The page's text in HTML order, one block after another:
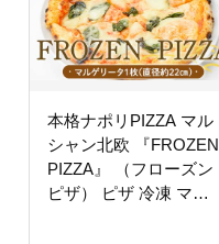
本格ナポリPIZZA マル
シャン北欧 『FROZEN
PIZZA』 （フローズン
ピザ） ピザ 冷凍 マル